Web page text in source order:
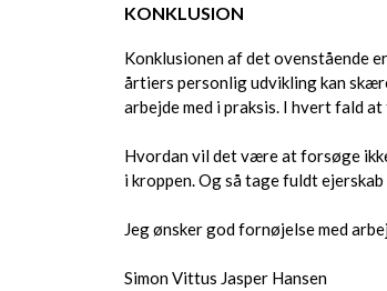
KONKLUSION
Konklusionen af det ovenstående
årtiers personlig udvikling kan
arbejde med i praksis. I hvert fald
Hvordan vil det være at forsøge
i kroppen. Og så tage fuldt
Jeg ønsker god fornøjelse med
Simon Vittus Jasper Hansen